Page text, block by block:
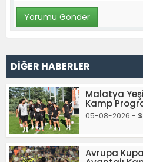
DİĞER HABERLER
Malatya
Kamp
05-08-2026 -
Avrupa